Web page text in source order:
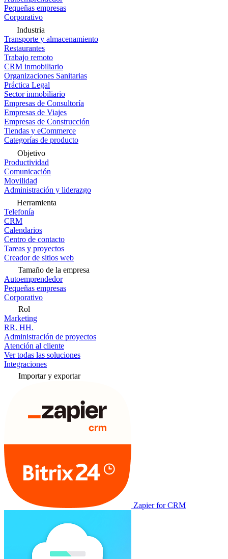
Pequeñas empresas
Corporativo
Industria
Transporte y almacenamiento
Restaurantes
Trabajo remoto
CRM inmobiliario
Organizaciones Sanitarias
Práctica Legal
Sector inmobiliario
Empresas de Consultoría
Empresas de Viajes
Empresas de Construcción
Tiendas y eCommerce
Categorías de producto
Objetivo
Productividad
Comunicación
Movilidad
Administración y liderazgo
Herramienta
Telefonía
CRM
Calendarios
Centro de contacto
Tareas y proyectos
Creador de sitios web
Tamaño de la empresa
Autoemprendedor
Pequeñas empresas
Corporativo
Rol
Marketing
RR. HH.
Administración de proyectos
Atención al cliente
Ver todas las soluciones
Integraciones
Importar y exportar
Zapier for CRM